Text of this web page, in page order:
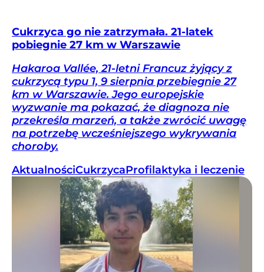
Cukrzyca go nie zatrzymała. 21-latek
pobiegnie 27 km w Warszawie
Hakaroa Vallée, 21-letni Francuz żyjący z
cukrzycą typu 1, 9 sierpnia przebiegnie 27
km w Warszawie. Jego europejskie
wyzwanie ma pokazać, że diagnoza nie
przekreśla marzeń, a także zwrócić uwagę
na potrzebę wcześniejszego wykrywania
choroby.
AktualnościCukrzycaProfilaktyka i leczenie